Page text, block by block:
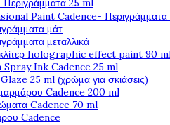
25 ml
Paint Cadence-
μάτ
μεταλλικά
holographic effect paint 90
Spray Ink Cadence 25 ml
25 ml (χρώμα για σκιάσεις)
Cadence 200 ml
Cadence 70 ml
Cadence